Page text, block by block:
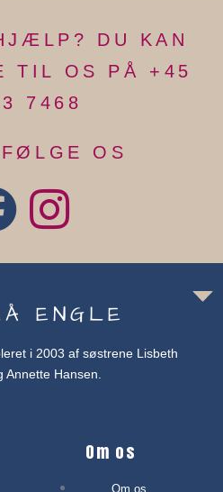
DU KAN
TIL OS PÅ +45
7468
OS
ENGLE
i 2003 af søstrene Lisbeth
Annette Hansen.
Om os
Om os